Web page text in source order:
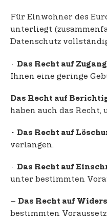
Für Einwohner des
unterliegt
Datenschutz
· Das Recht auf Zugang
Ihnen eine geringe
Das Recht auf
haben auch das
· Das Recht auf
verlangen.
· Das Recht auf
unter bestimmten
– Das Recht auf
bestimmten